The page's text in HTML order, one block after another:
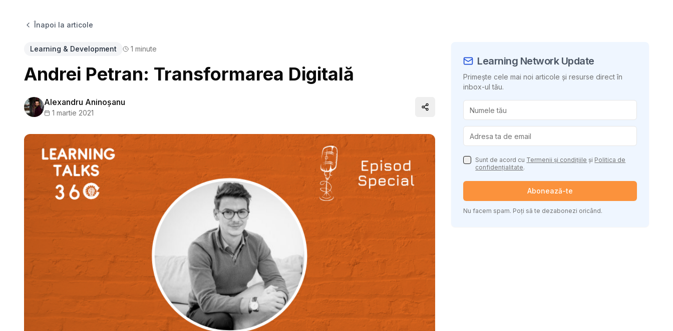
Înapoi la articole
Learning & Development 1 minute
Andrei Petran: Transformarea Digitală
Alexandru Aninoșanu
1 martie 2021 Distribuie conținutul
Learning Network Update
Primește cele mai noi articole și resurse direct în
inbox-ul tău.
Sunt de acord cu Termenii și condițiile și Politica de
confidențialitate.
Abonează-te
Nu facem spam. Poți să te dezabonezi oricând.